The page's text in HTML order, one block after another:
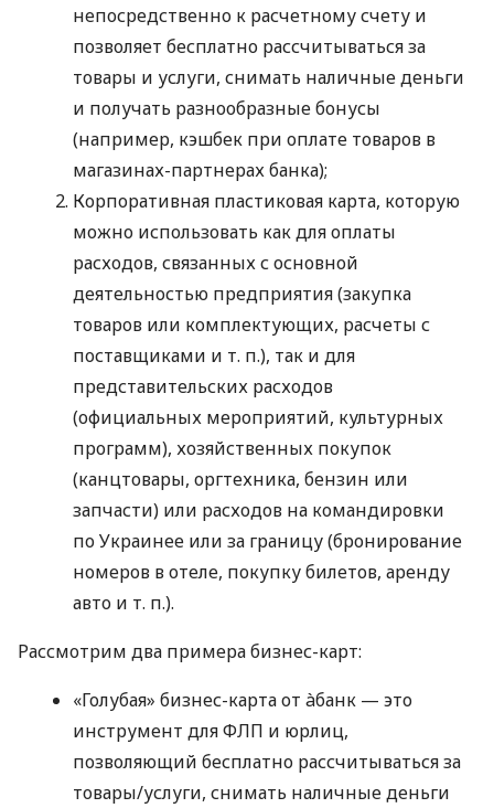
непосредственно к расчетному счету и
позволяет бесплатно рассчитываться за
товары и услуги, снимать наличные деньги
и получать разнообразные бонусы
(например, кэшбек при оплате товаров в
магазинах-партнерах банка);
Корпоративная пластиковая карта, которую
можно использовать как для оплаты
расходов, связанных с основной
деятельностью предприятия (закупка
товаров или комплектующих, расчеты с
поставщиками и т. п.), так и для
представительских расходов
(официальных мероприятий, культурных
программ), хозяйственных покупок
(канцтовары, оргтехника, бензин или
запчасти) или расходов на командировки
по Украинее или за границу (бронирование
номеров в отеле, покупку билетов, аренду
авто и т. п.).
Рассмотрим два примера бизнес-карт:
«Голубая» бизнес-карта от àбанк — это
инструмент для ФЛП и юрлиц,
позволяющий бесплатно рассчитываться за
товары/услуги, снимать наличные деньги